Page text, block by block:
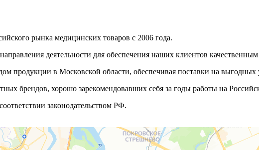
рынка медицинских товаров с 2006 года.
деятельности для обеспечения наших клиентов
продукции в Московской области, обеспечивая поставки на
брендов, хорошо зарекомендовавших себя за годы работы на
законодательством РФ.